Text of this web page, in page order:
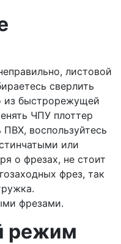
листовой
сверлить
из быстрорежущей
ЧПУ плоттер
воспользуйтесь
или
о фрезах, не стоит
фрез, так
фрезами.
режим